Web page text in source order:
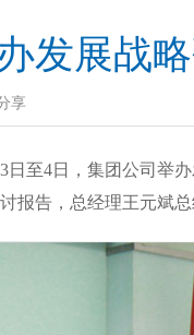
发展战
享
3日至4日，集团公司举
报告，总经理王元斌总